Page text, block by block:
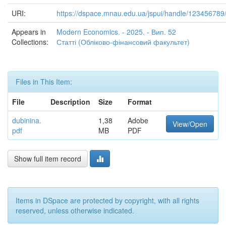
URI:
https://dspace.mnau.edu.ua/jspui/handle/
Appears in
Collections:
Modern Economics. - 2025. - Вип. 52
Статті (Обліково-фінансовий факультет)
Files in This Item:
File
Description Size
Format
dubinina.
pdf
1,38
MB
Adobe
PDF
View/Open
Show full item record
Items in DSpace are protected by copyright, with all rights
reserved, unless otherwise indicated.